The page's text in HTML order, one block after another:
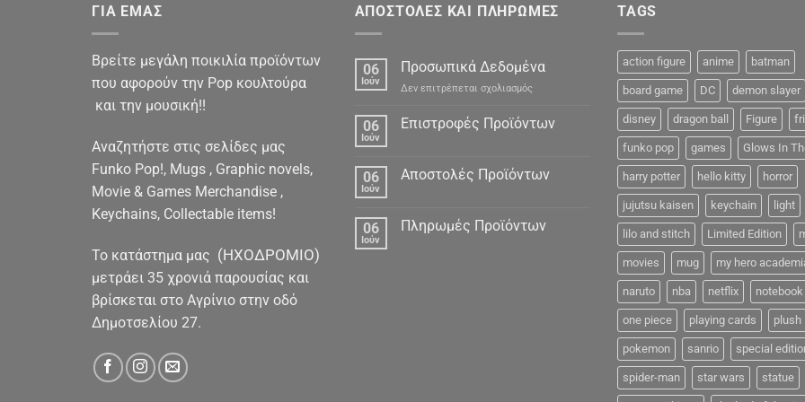
ΓΙΑ ΕΜΑΣ
Βρείτε μεγάλη ποικιλία προϊόντων
που αφορούν την Pop κουλτούρα
και την μουσική!!
Αναζητήστε στις σελίδες μας
Funko Pop!, Mugs , Graphic novels,
Movie & Games Merchandise ,
Keychains, Collectable items!
To κατάστημα μας (ΗΧΟΔΡΟΜΙΟ)
μετράει 35 χρονιά παρουσίας και
βρίσκεται στο Αγρίνιο στην οδό
Δημοτσελίου 27.
ΑΠΟΣΤΟΛΕΣ ΚΑΙ ΠΛΗΡΩΜΕΣ
06
Ιούν
Προσωπικά Δεδομένα
Δεν επιτρέπεται σχολιασμόςστο
Δεδομένα
06
Ιούν
Επιστροφές Προϊόντων
06
Ιούν
Αποστολές Προϊόντων
06
Ιούν
Πληρωμές Προϊόντων
TAGS
action figure anime batman
board game DC demon slayer
disney dragon ball Figure
funko pop games Glows In
harry potter hello kitty horror
jujutsu kaisen keychain light
lilo and stitch Limited Edition
movies mug my hero
naruto nba netflix notebook
one piece playing cards plush
pokemon sanrio special
spider-man star wars statue